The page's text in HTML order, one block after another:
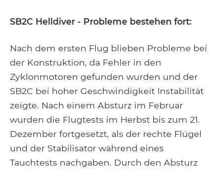
SB2C Helldiver - Probleme bestehen fort:
Nach dem ersten Flug blieben Probleme bei
der Konstruktion, da Fehler in den
Zyklonmotoren gefunden wurden und der
SB2C bei hoher Geschwindigkeit Instabilität
zeigte. Nach einem Absturz im Februar
wurden die Flugtests im Herbst bis zum 21.
Dezember fortgesetzt, als der rechte Flügel
und der Stabilisator während eines
Tauchtests nachgaben. Durch den Absturz